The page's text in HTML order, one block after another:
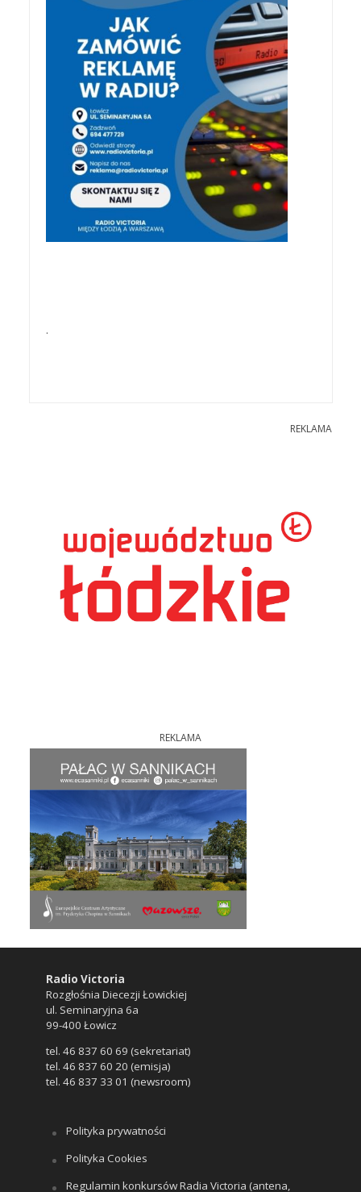
.
REKLAMA
REKLAMA
Radio Victoria
Rozgłośnia Diecezji Łowickiej
ul. Seminaryjna 6a
99-400 Łowicz
tel. 46 837 60 69 (sekretariat)
tel. 46 837 60 20 (emisja)
tel. 46 837 33 01 (newsroom)
Polityka prywatności
Polityka Cookies
Regulamin konkursów Radia Victoria (antena,